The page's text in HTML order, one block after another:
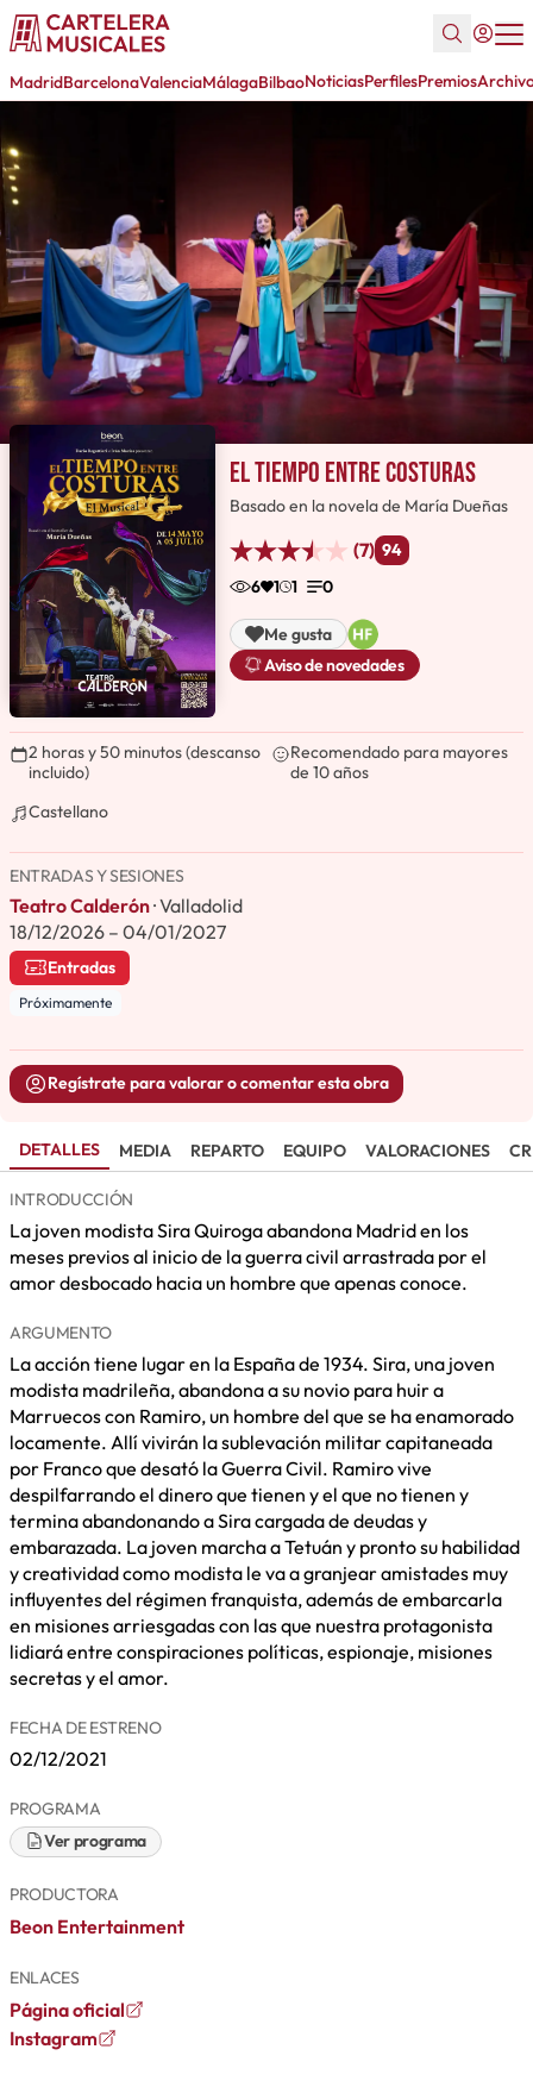
MadridBarcelonaValenciaMálagaBilbaoNoticiasPerfilesPremios
El tiempo entre costuras
Basado en la novela de María Dueñas
(7) 94
6
1 1 0
Me gusta
Aviso de novedades
2 horas y 50 minutos (descanso
incluido)
Recomendado para mayores
de 10 años
Castellano
ENTRADAS Y SESIONES
Teatro Calderón· Valladolid
18/12/2026 – 04/01/2027
Entradas
Próximamente
Regístrate para valorar o comentar esta obra
DETALLES MEDIA REPARTO EQUIPO VALORACIONES
INTRODUCCIÓN
La joven modista Sira Quiroga abandona Madrid en los
meses previos al inicio de la guerra civil arrastrada por el
amor desbocado hacia un hombre que apenas conoce.
ARGUMENTO
La acción tiene lugar en la España de 1934. Sira, una joven
modista madrileña, abandona a su novio para huir a
Marruecos con Ramiro, un hombre del que se ha enamorado
locamente. Allí vivirán la sublevación militar capitaneada
por Franco que desató la Guerra Civil. Ramiro vive
despilfarrando el dinero que tienen y el que no tienen y
termina abandonando a Sira cargada de deudas y
embarazada. La joven marcha a Tetuán y pronto su habilidad
y creatividad como modista le va a granjear amistades muy
influyentes del régimen franquista, además de embarcarla
en misiones arriesgadas con las que nuestra protagonista
lidiará entre conspiraciones políticas, espionaje, misiones
secretas y el amor.
FECHA DE ESTRENO
02/12/2021
PROGRAMA
Ver programa
PRODUCTORA
Beon Entertainment
ENLACES
Página oficial
Instagram